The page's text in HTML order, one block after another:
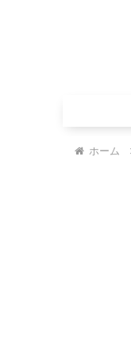
ホーム